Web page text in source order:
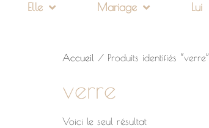
Elle Mariage Lui
Accueil / Produits identifiés “verre”
verre
Voici le seul résultat